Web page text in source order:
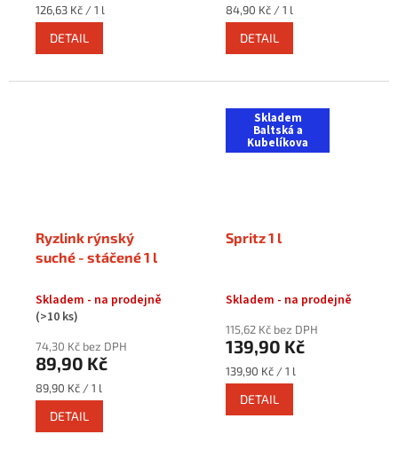
Měrná
cena:
126,63 Kč / 1 l
DETAIL
Měrná
cena:
84,90 Kč / 1 l
DETAIL
Ryzlink rýnský
suché - stáčené 1 l
Skladem - na prodejně
(>10 ks)
74,30 Kč bez DPH
89,90 Kč
Měrná
cena:
89,90 Kč / 1 l
DETAIL
Skladem
Baltská a
Kubelíkova
Spritz 1 l
Skladem - na prodejně
115,62 Kč bez DPH
139,90 Kč
Měrná
cena:
139,90 Kč / 1 l
DETAIL